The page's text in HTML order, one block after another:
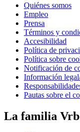
Quiénes somos
Empleo
Prensa
Términos y
Accesibilidad
Política de
Política sobre
Notificación de
Información
Pautas sobre el
La familia